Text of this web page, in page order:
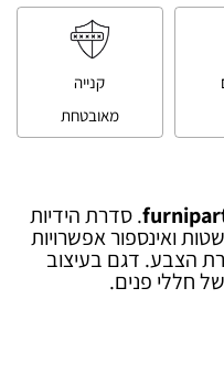
קנייה
מאובטחת
. סדרת הידיות
ואינספור אפשרויות
הצבע. דגם בעיצוב
חללי פנים.